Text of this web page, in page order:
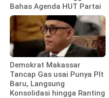
Bahas Agenda HUT Partai
Demokrat Makassar
Tancap Gas usai Punya Plt
Baru, Langsung
Konsolidasi hingga Ranting